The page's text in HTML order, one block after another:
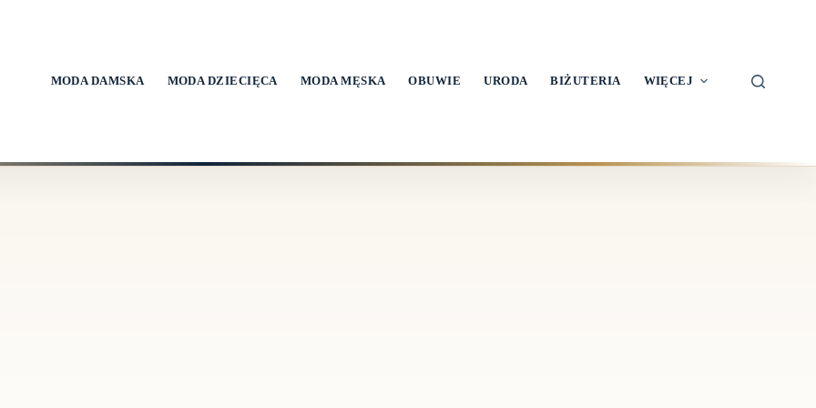
MODA DAMSKA MODA DZIECIĘCA MODA MĘSKA OBUWIE URODA BIŻUTERIA WIĘCEJ